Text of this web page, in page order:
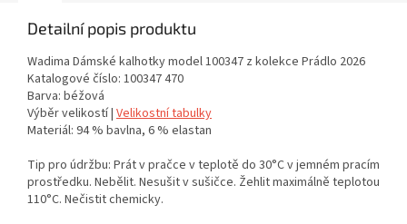
Detailní popis produktu
Wadima Dámské kalhotky model 100347 z kolekce Prádlo 2026
Katalogové číslo: 100347 470
Barva: béžová
Výběr velikostí | Velikostní tabulky
Materiál: 94 % bavlna, 6 % elastan
Tip pro údržbu: Prát v pračce v teplotě do 30°C v jemném pracím
prostředku. Nebělit. Nesušit v sušičce. Žehlit maximálně teplotou
110°C. Nečistit chemicky.